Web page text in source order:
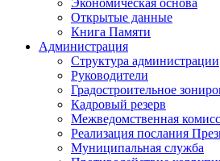
Экономическая основа
Открытые данные
Книга Памяти
Администрация
Структура администрации
Руководители
Градостроительное
Кадровый резерв
Межведомственная
Реализация послания
Муниципальная служба